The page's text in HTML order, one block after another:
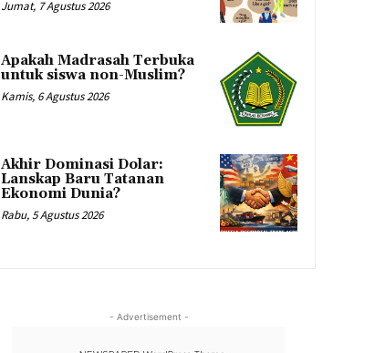
Jumat, 7 Agustus 2026
Apakah Madrasah Terbuka
untuk siswa non-Muslim?
Kamis, 6 Agustus 2026
Akhir Dominasi Dolar:
Lanskap Baru Tatanan
Ekonomi Dunia?
Rabu, 5 Agustus 2026
- Advertisement -